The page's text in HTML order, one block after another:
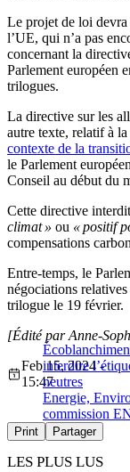
Le projet de loi devra
l’UE, qui n’a pas
concernant la
Parlement européen
trilogues.
La directive sur les
autre texte, relatif à la
contexte de la
le Parlement
Conseil au début du
Cette directive
climat » ou « positif
compensations
Entre-temps, le
négociations
trilogue le 19 février.
interdire
neutres
[Édité par Anne-
Feb 15, 2024 -
15:47
Energie,
commission
Print Partager
LES PLUS LUS